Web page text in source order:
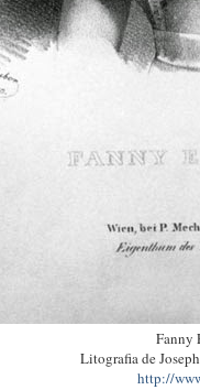
Fanny
Litografia de
http://